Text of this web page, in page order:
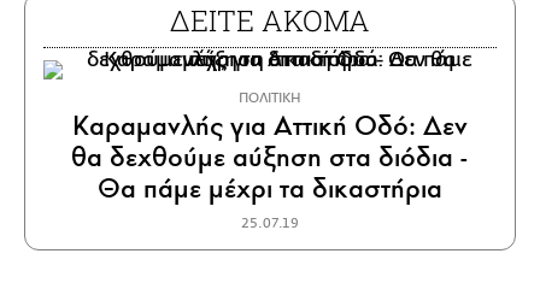
ΔΕΙΤΕ ΑΚΟΜΑ
ΠΟΛΙΤΙΚΗ
Καραμανλής για Αττική Οδό: Δεν
θα δεχθούμε αύξηση στα διόδια -
Θα πάμε μέχρι τα δικαστήρια
25.07.19